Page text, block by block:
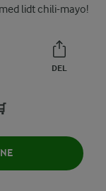
lidt chili-mayo!
DEL